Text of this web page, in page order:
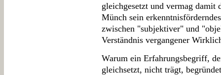
gleichgesetzt und vermag damit
Münch sein
zwischen "subjektiver" und
Verständnis vergangener
Warum ein Erfahrungsbegriff,
gleichsetzt, nicht trägt,